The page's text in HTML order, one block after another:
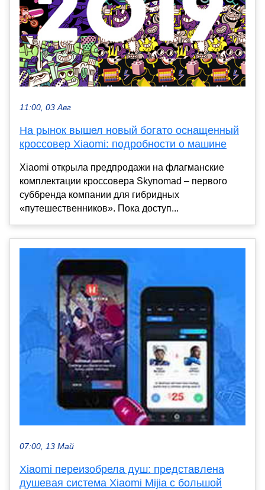
11:00, 03 Авг
На рынок вышел новый богато оснащенный
кроссовер Xiaomi: подробности о машине
Xiaomi открыла предпродажи на флагманские
комплектации кроссовера Skynomad – первого
суббренда компании для гибридных
«путешественников». Пока доступ...
07:00, 13 Май
Xiaomi переизобрела душ: представлена
душевая система Xiaomi Mijia с большой